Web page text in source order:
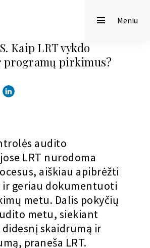
Meniu
Kaip LRT vykdo
programų pirkimus?
audito
LRT nurodoma
aiškiau apibrėžti
ir geriau dokumentuoti
metu. Dalis pokyčių
metu, siekiant
skaidrumą ir
praneša LRT.